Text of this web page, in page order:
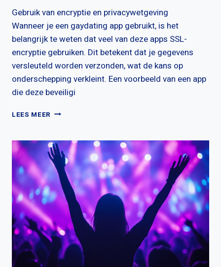
Gebruik van encryptie en privacywetgeving
Wanneer je een gaydating app gebruikt, is het
belangrijk te weten dat veel van deze apps SSL-
encryptie gebruiken. Dit betekent dat je gegevens
versleuteld worden verzonden, wat de kans op
onderschepping verkleint. Een voorbeeld van een app
die deze beveiligi
LEES MEER HOE
JE
GEGEVENS
OP
GAYDATING
APPS?